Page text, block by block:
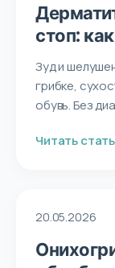
стоп:
Зуд и
грибке,
обувь. Без
Читать
20.05.2026